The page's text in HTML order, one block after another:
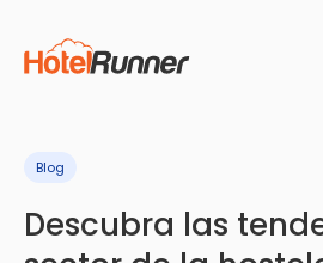
Blog
Descubra las